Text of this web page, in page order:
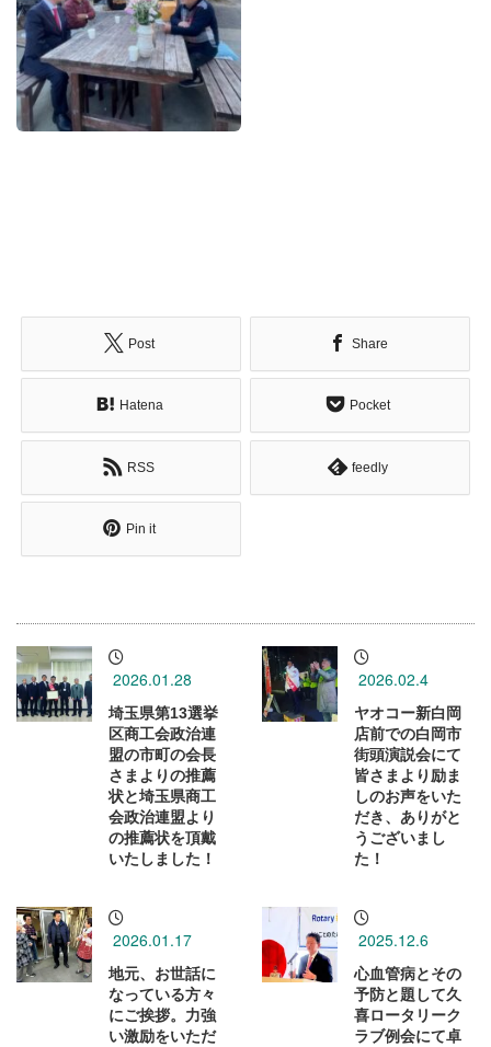
Post Share
Hatena Pocket
RSS feedly
Pin it
2026.01.28
埼玉県第13選挙
区商工会政治連
盟の市町の会長
さまよりの推薦
状と埼玉県商工
会政治連盟より
の推薦状を頂戴
いたしました！
2026.02.4
ヤオコー新白岡
店前での白岡市
街頭演説会にて
皆さまより励ま
しのお声をいた
だき、ありがと
うございまし
た！
2026.01.17
地元、お世話に
なっている方々
にご挨拶。力強
い激励をいただ
2025.12.6
心血管病とその
予防と題して久
喜ロータリーク
ラブ例会にて卓